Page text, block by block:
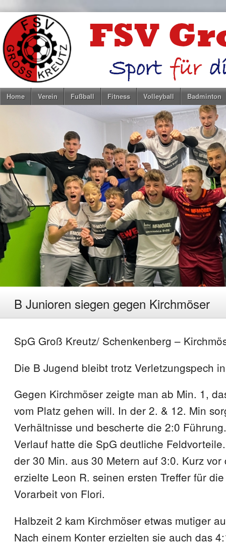
Home Verein Fußball Fitness Volleyball Badminton
B Junioren siegen gegen Kirchmöser
SpG Groß Kreutz/ Schenkenberg –
Die B Jugend bleibt trotz Verletzungspech
Gegen Kirchmöser zeigte man ab Min. 1,
vom Platz gehen will. In der 2. & 12. Min
Verhältnisse und bescherte die 2:0
Verlauf hatte die SpG deutliche
der 30 Min. aus 30 Metern auf 3:0. Kurz vor
erzielte Leon R. seinen ersten Treffer für
Vorarbeit von Flori.
Halbzeit 2 kam Kirchmöser etwas mutiger
Nach einem Konter erzielten sie auch das